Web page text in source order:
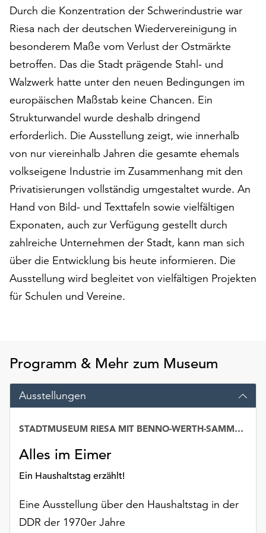
auf
„Alle
akzeptieren“,
um
alle
Cookies
akzeptieren.
Sie
können
Ihr
jederzeit
ändern
und
widerrufen.
Dafür
steht
Ihnen
am
Ende
der
Einstellungen“
zur
Verfügung.
Funktionale
Cookies
werden
auch
ohne
Ihr
weiterhin
ausgeführt.
Durch die Konzentration der Schwerindustrie war
Riesa nach der deutschen Wiedervereinigung in
besonderem Maße vom Verlust der Ostmärkte
betroffen. Das die Stadt prägende Stahl- und
Walzwerk hatte unter den neuen Bedingungen im
europäischen Maßstab keine Chancen. Ein
Strukturwandel wurde deshalb dringend
erforderlich. Die Ausstellung zeigt, wie innerhalb
von nur viereinhalb Jahren die gesamte ehemals
volkseigene Industrie im Zusammenhang mit den
Privatisierungen vollständig umgestaltet wurde. An
Hand von Bild- und Texttafeln sowie vielfältigen
Exponaten, auch zur Verfügung gestellt durch
zahlreiche Unternehmen der Stadt, kann man sich
über die Entwicklung bis heute informieren. Die
Ausstellung wird begleitet von vielfältigen Projekten
für Schulen und Vereine.
Programm & Mehr zum Museum
Ausstellungen
Alles im Eimer
Ein Haushaltstag erzählt!
STADTMUSEUM RIESA MIT BENNO-WERTH-SAMMLUNG
Eine Ausstellung über den Haushaltstag in der
DDR der 1970er Jahre